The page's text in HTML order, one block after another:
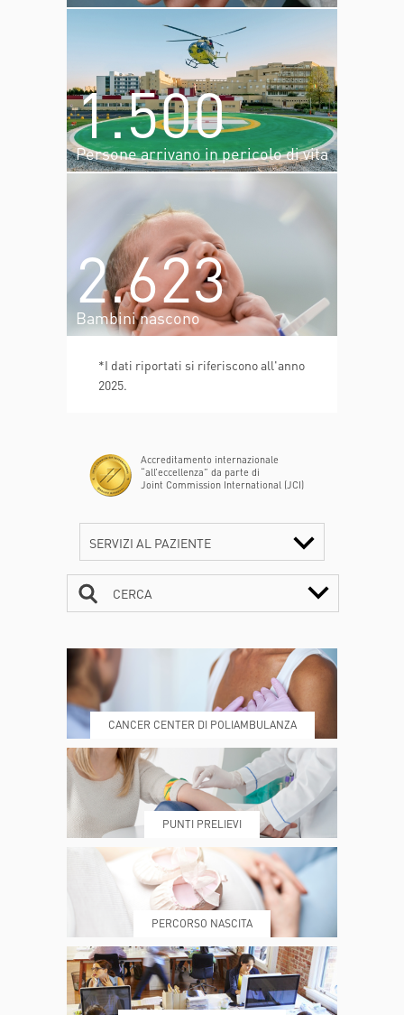
855.000
Persone prenotano una
prestazione
1.500
Persone arrivano in pericolo di vita
1.500
Persone arrivano in pericolo di
vita
2.623
Bambini nascono
2.623
*I dati riportati si riferiscono all'anno
2025.
Accreditamento internazionale
“all’eccellenza” da parte di
Joint Commission International (JCI)
SERVIZI AL PAZIENTE
DOVE SIAMO ESAMI E VISITE
PRENOTA MY POLI
REFERTI REPARTI
CERCA
CANCER CENTER DI POLIAMBULANZA
PUNTI PRELIEVI
PERCORSO NASCITA